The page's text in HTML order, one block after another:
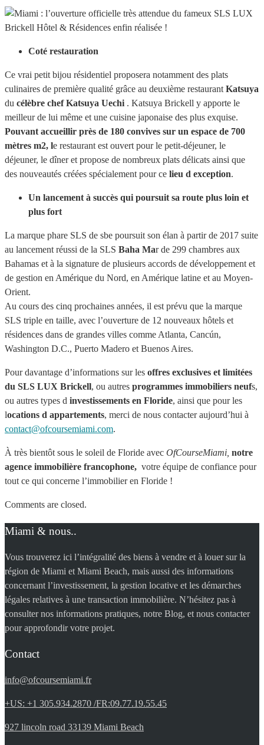
Coté restauration
Ce vrai petit bijou résidentiel proposera notamment des plats
culinaires de première qualité grâce au deuxième restaurant Katsuya
du célèbre chef Katsuya Uechi . Katsuya Brickell y apporte le
meilleur de lui même et une cuisine japonaise des plus exquise.
Pouvant accueillir près de 180 convives sur un espace de 700
mètres m2, le restaurant est ouvert pour le petit-déjeuner, le
déjeuner, le dîner et propose de nombreux plats délicats ainsi que
des nouveautés créées spécialement pour ce lieu d exception.
Un lancement à succès qui poursuit sa route plus loin et
plus fort
La marque phare SLS de sbe poursuit son élan à partir de 2017 suite
au lancement réussi de la SLS Baha Mar de 299 chambres aux
Bahamas et à la signature de plusieurs accords de développement et
de gestion en Amérique du Nord, en Amérique latine et au Moyen-
Orient.
Au cours des cinq prochaines années, il est prévu que la marque
SLS triple en taille, avec l’ouverture de 12 nouveaux hôtels et
résidences dans de grandes villes comme Atlanta, Cancún,
Washington D.C., Puerto Madero et Buenos Aires.
Pour davantage d’informations sur les offres exclusives et limitées
du SLS LUX Brickell, ou autres programmes immobiliers neufs,
ou autres types d investissements en Floride, ainsi que pour les
locations d appartements, merci de nous contacter aujourd’hui à
contact@ofcoursemiami.com.
À très bientôt sous le soleil de Floride avec OfCourseMiami, notre
agence immobilière francophone, votre équipe de confiance pour
tout ce qui concerne l’immobilier en Floride !
Comments are closed.
Miami & nous..
Vous trouverez ici l’intégralité des biens à vendre et à louer sur la
région de Miami et Miami Beach, mais aussi des informations
concernant l’investissement, la gestion locative et les démarches
légales relatives à une transaction immobilière. N’hésitez pas à
consulter nos informations pratiques, notre Blog, et nous contacter
pour approfondir votre projet.
Contact
info@ofcoursemiami.fr
+US: +1 305.934.2870 /FR:09.77.19.55.45
927 lincoln road 33139 Miami Beach